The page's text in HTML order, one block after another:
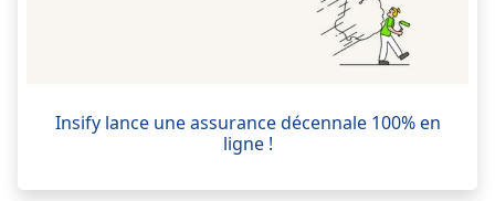
Insify lance une assurance décennale 100% en
ligne !